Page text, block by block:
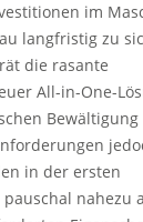
im
langfristig zu
die rasante
All-in-One-
Bewältigung
in der ersten
nahezu